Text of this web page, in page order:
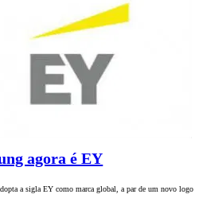
agora é EY
a sigla EY como marca global, a par de um novo logo